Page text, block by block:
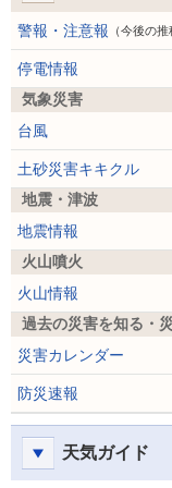
警報・注意報 （今後の推
停電情報
気象災害
台風
土砂災害キキクル
地震・津波
地震情報
火山噴火
火山情報
過去の災害を知る・
災害カレンダー
防災速報
天気ガイド